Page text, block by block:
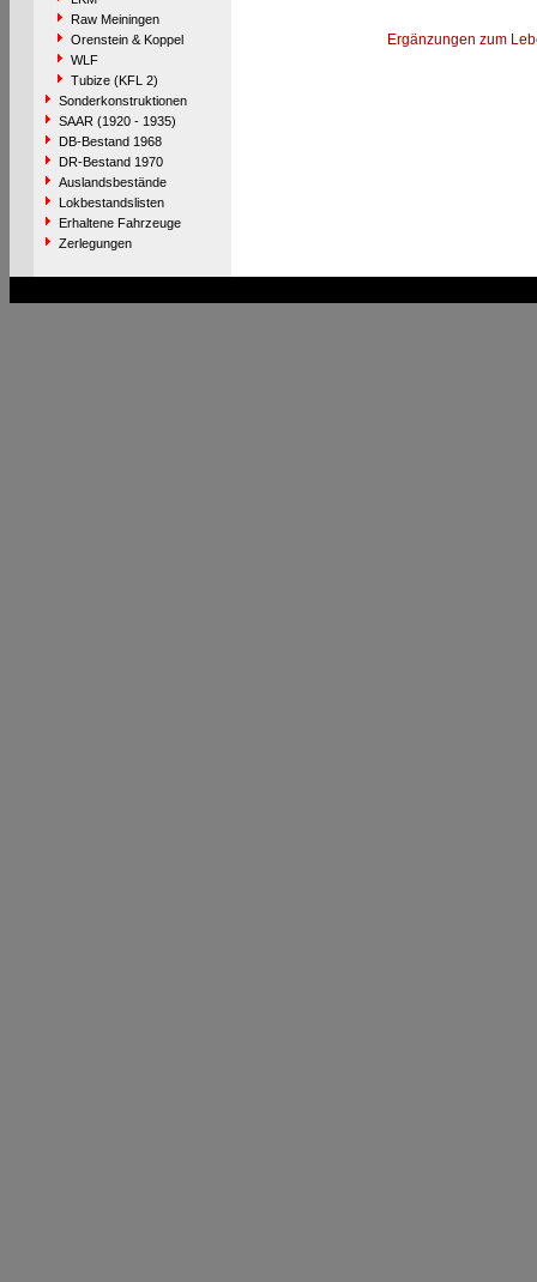
Raw Meiningen
Orenstein & Koppel
WLF
Tubize (KFL 2)
Sonderkonstruktionen
SAAR (1920 - 1935)
DB-Bestand 1968
DR-Bestand 1970
Auslandsbestände
Lokbestandslisten
Erhaltene Fahrzeuge
Zerlegungen
Ergänzungen zum